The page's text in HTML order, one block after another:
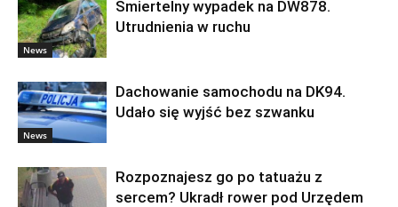
News
Śmiertelny wypadek na DW878.
Utrudnienia w ruchu
News
Dachowanie samochodu na DK94.
Udało się wyjść bez szwanku
Rozpoznajesz go po tatuażu z
sercem? Ukradł rower pod Urzędem